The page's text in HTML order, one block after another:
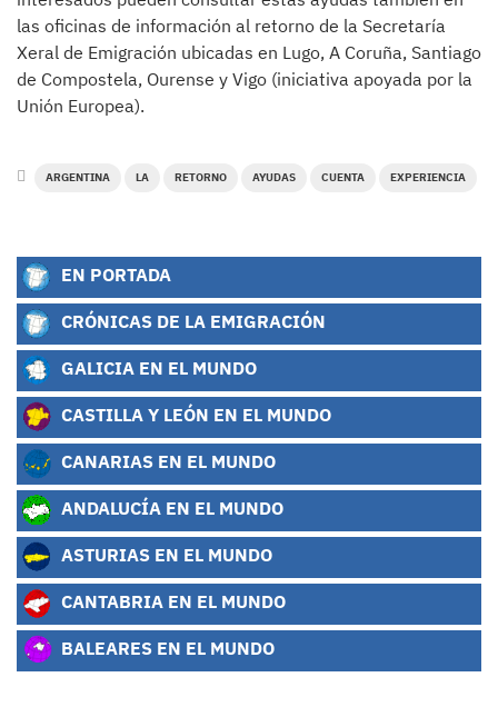
las oficinas de información al retorno de la Secretaría
Xeral de Emigración ubicadas en Lugo, A Coruña, Santiago
de Compostela, Ourense y Vigo (iniciativa apoyada por la
Unión Europea).
ARGENTINA LA RETORNO AYUDAS CUENTA EXPERIENCIA
EN PORTADA
CRÓNICAS DE LA EMIGRACIÓN
GALICIA EN EL MUNDO
CASTILLA Y LEÓN EN EL MUNDO
CANARIAS EN EL MUNDO
ANDALUCÍA EN EL MUNDO
ASTURIAS EN EL MUNDO
CANTABRIA EN EL MUNDO
BALEARES EN EL MUNDO